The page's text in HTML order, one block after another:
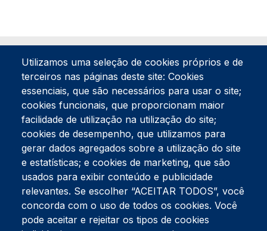
Tel:234 390 100Fax:234 390 100
Endereço Postal
Apartado 42
Rua Gil Eanes 31
3834-908 Gafanha da Nazaré
Estúdios
Rua Prior Guerra
Utilizamos uma seleção de cookies próprios e de
terceiros nas páginas deste site: Cookies
essenciais, que são necessários para usar o site;
cookies funcionais, que proporcionam maior
facilidade de utilização na utilização do site;
cookies de desempenho, que utilizamos para
gerar dados agregados sobre a utilização do site
e estatísticas; e cookies de marketing, que são
usados para exibir conteúdo e publicidade
relevantes. Se escolher “ACEITAR TODOS”, você
concorda com o uso de todos os cookies. Você
pode aceitar e rejeitar os tipos de cookies